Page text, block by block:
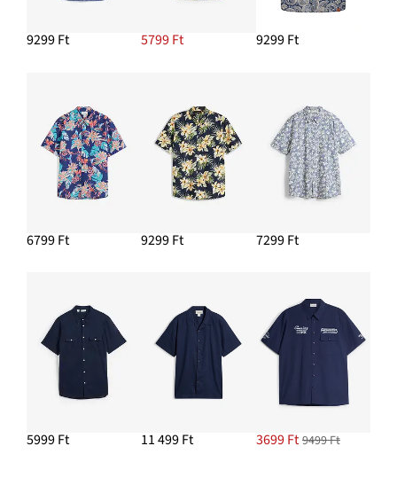
9299 Ft 5799 Ft 9299 Ft
6799 Ft 9299 Ft 7299 Ft
5999 Ft 11 499 Ft 3699 Ft 9499 Ft